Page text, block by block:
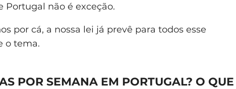
Portugal não é exceção.
por cá, a nossa lei já prevê para todos esse
o tema.
POR SEMANA EM PORTUGAL? O QUE